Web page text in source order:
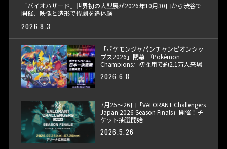
『バイオハザード』世界初の大型展が2026年10月30日から渋谷で
開催、映像と造形で惨劇を追体験
2026.8.3
「ポケモンジャパンチャンピオンシッ
プス2026」閉幕 『Pokémon
Champions』初採用で約2.1万人来場
2026.6.8
7月25〜26日「VALORANT Challengers
Japan 2026 Season Finals」開催！チ
ケット抽選開始
2026.5.26